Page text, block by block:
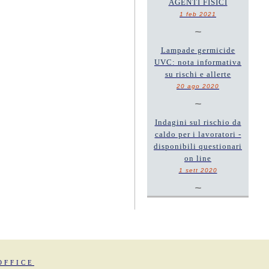
AGENTI FISICI
1 feb 2021
~
Lampade germicide
UVC: nota informativa
su rischi e allerte
20 ago 2020
~
Indagini sul rischio da
caldo per i lavoratori -
disponibili questionari
on line
1 sett 2020
~